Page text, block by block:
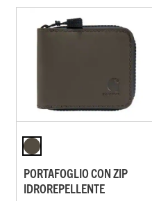
PORTAFOGLIO CON ZIP
IDROREPELLENTE